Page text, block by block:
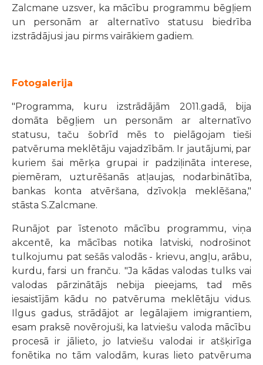
Zalcmane uzsver, ka mācību programmu bēgļiem
un personām ar alternatīvo statusu biedrība
izstrādājusi jau pirms vairākiem gadiem.
Fotogalerija
"Programma, kuru izstrādājām 2011.gadā, bija
domāta bēgļiem un personām ar alternatīvo
statusu, taču šobrīd mēs to pielāgojam tieši
patvēruma meklētāju vajadzībām. Ir jautājumi, par
kuriem šai mērķa grupai ir padziļināta interese,
piemēram, uzturēšanās atļaujas, nodarbinātība,
bankas konta atvēršana, dzīvokļa meklēšana,"
stāsta S.Zalcmane.
Runājot par īstenoto mācību programmu, viņa
akcentē, ka mācības notika latviski, nodrošinot
tulkojumu pat sešās valodās - krievu, angļu, arābu,
kurdu, farsi un franču. "Ja kādas valodas tulks vai
valodas pārzinātājs nebija pieejams, tad mēs
iesaistījām kādu no patvēruma meklētāju vidus.
Ilgus gadus, strādājot ar legālajiem imigrantiem,
esam praksē novērojuši, ka latviešu valoda mācību
procesā ir jālieto, jo latviešu valodai ir atšķirīga
fonētika no tām valodām, kuras lieto patvēruma